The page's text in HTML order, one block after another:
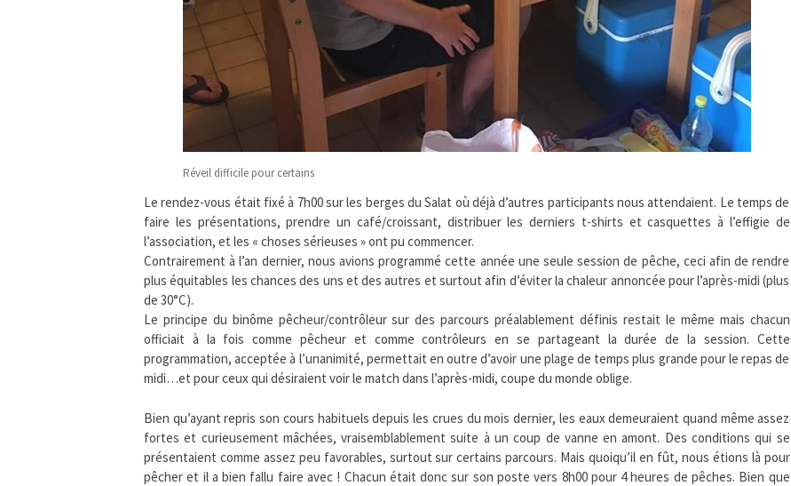
Réveil difficile pour certains
Le rendez-vous était fixé à 7h00 sur les berges du Salat où déjà d’autres participants nous attendaient. Le temps de
faire les présentations, prendre un café/croissant, distribuer les derniers t-shirts et casquettes à l’effigie de
l’association, et les « choses sérieuses » ont pu commencer.
Contrairement à l’an dernier, nous avions programmé cette année une seule session de pêche, ceci afin de rendre
plus équitables les chances des uns et des autres et surtout afin d’éviter la chaleur annoncée pour l’après-midi (plus
de 30°C).
Le principe du binôme pêcheur/contrôleur sur des parcours préalablement définis restait le même mais chacun
officiait à la fois comme pêcheur et comme contrôleurs en se partageant la durée de la session. Cette
programmation, acceptée à l’unanimité, permettait en outre d’avoir une plage de temps plus grande pour le repas de
midi…et pour ceux qui désiraient voir le match dans l’après-midi, coupe du monde oblige.
Bien qu’ayant repris son cours habituels depuis les crues du mois dernier, les eaux demeuraient quand même assez
fortes et curieusement mâchées, vraisemblablement suite à un coup de vanne en amont. Des conditions qui se
présentaient comme assez peu favorables, surtout sur certains parcours. Mais quoiqu’il en fût, nous étions là pour
pêcher et il a bien fallu faire avec ! Chacun était donc sur son poste vers 8h00 pour 4 heures de pêches. Bien que